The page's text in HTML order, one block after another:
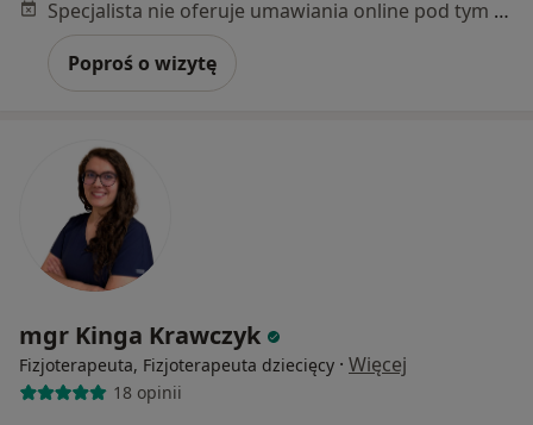
Specjalista nie oferuje umawiania online pod tym adresem.
Poproś o wizytę
mgr Kinga Krawczyk
Fizjoterapeuta, Fizjoterapeuta dziecięcy · Więcej
18 opinii